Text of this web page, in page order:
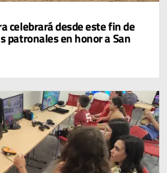
celebrará desde este fin de
patronales en honor a San